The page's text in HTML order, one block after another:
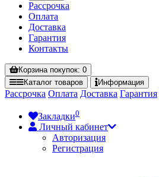
Рассрочка
Оплата
Доставка
Гарантия
Контакты
Корзинапокупок: 0
Каталог товаров Информация
Рассрочка Оплата Доставка Гарантия
Закладки0
Личный кабинет
Авторизация
Регистрация